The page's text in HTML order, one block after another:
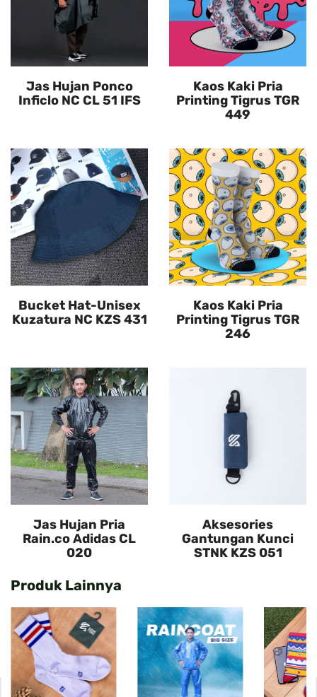
Jas Hujan Ponco
Inficlo NC CL 51 IFS
Kaos Kaki Pria
Printing Tigrus TGR
449
Bucket Hat-Unisex
Kuzatura NC KZS 431
Kaos Kaki Pria
Printing Tigrus TGR
246
Jas Hujan Pria
Rain.co Adidas CL
020
Aksesories
Gantungan Kunci
STNK KZS 051
Produk Lainnya